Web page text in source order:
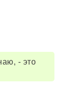
- это